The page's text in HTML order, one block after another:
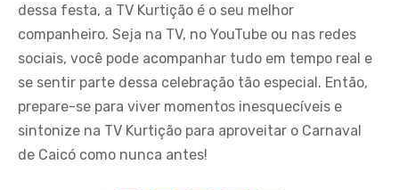
dessa festa, a TV Kurtição é o seu melhor
companheiro. Seja na TV, no YouTube ou nas redes
sociais, você pode acompanhar tudo em tempo real e
se sentir parte dessa celebração tão especial. Então,
prepare-se para viver momentos inesquecíveis e
sintonize na TV Kurtição para aproveitar o Carnaval
de Caicó como nunca antes!